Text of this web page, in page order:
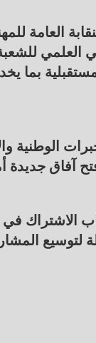
العامة
العلمي
بما
الوطنية
آفاق جديدة
الاشتراك في